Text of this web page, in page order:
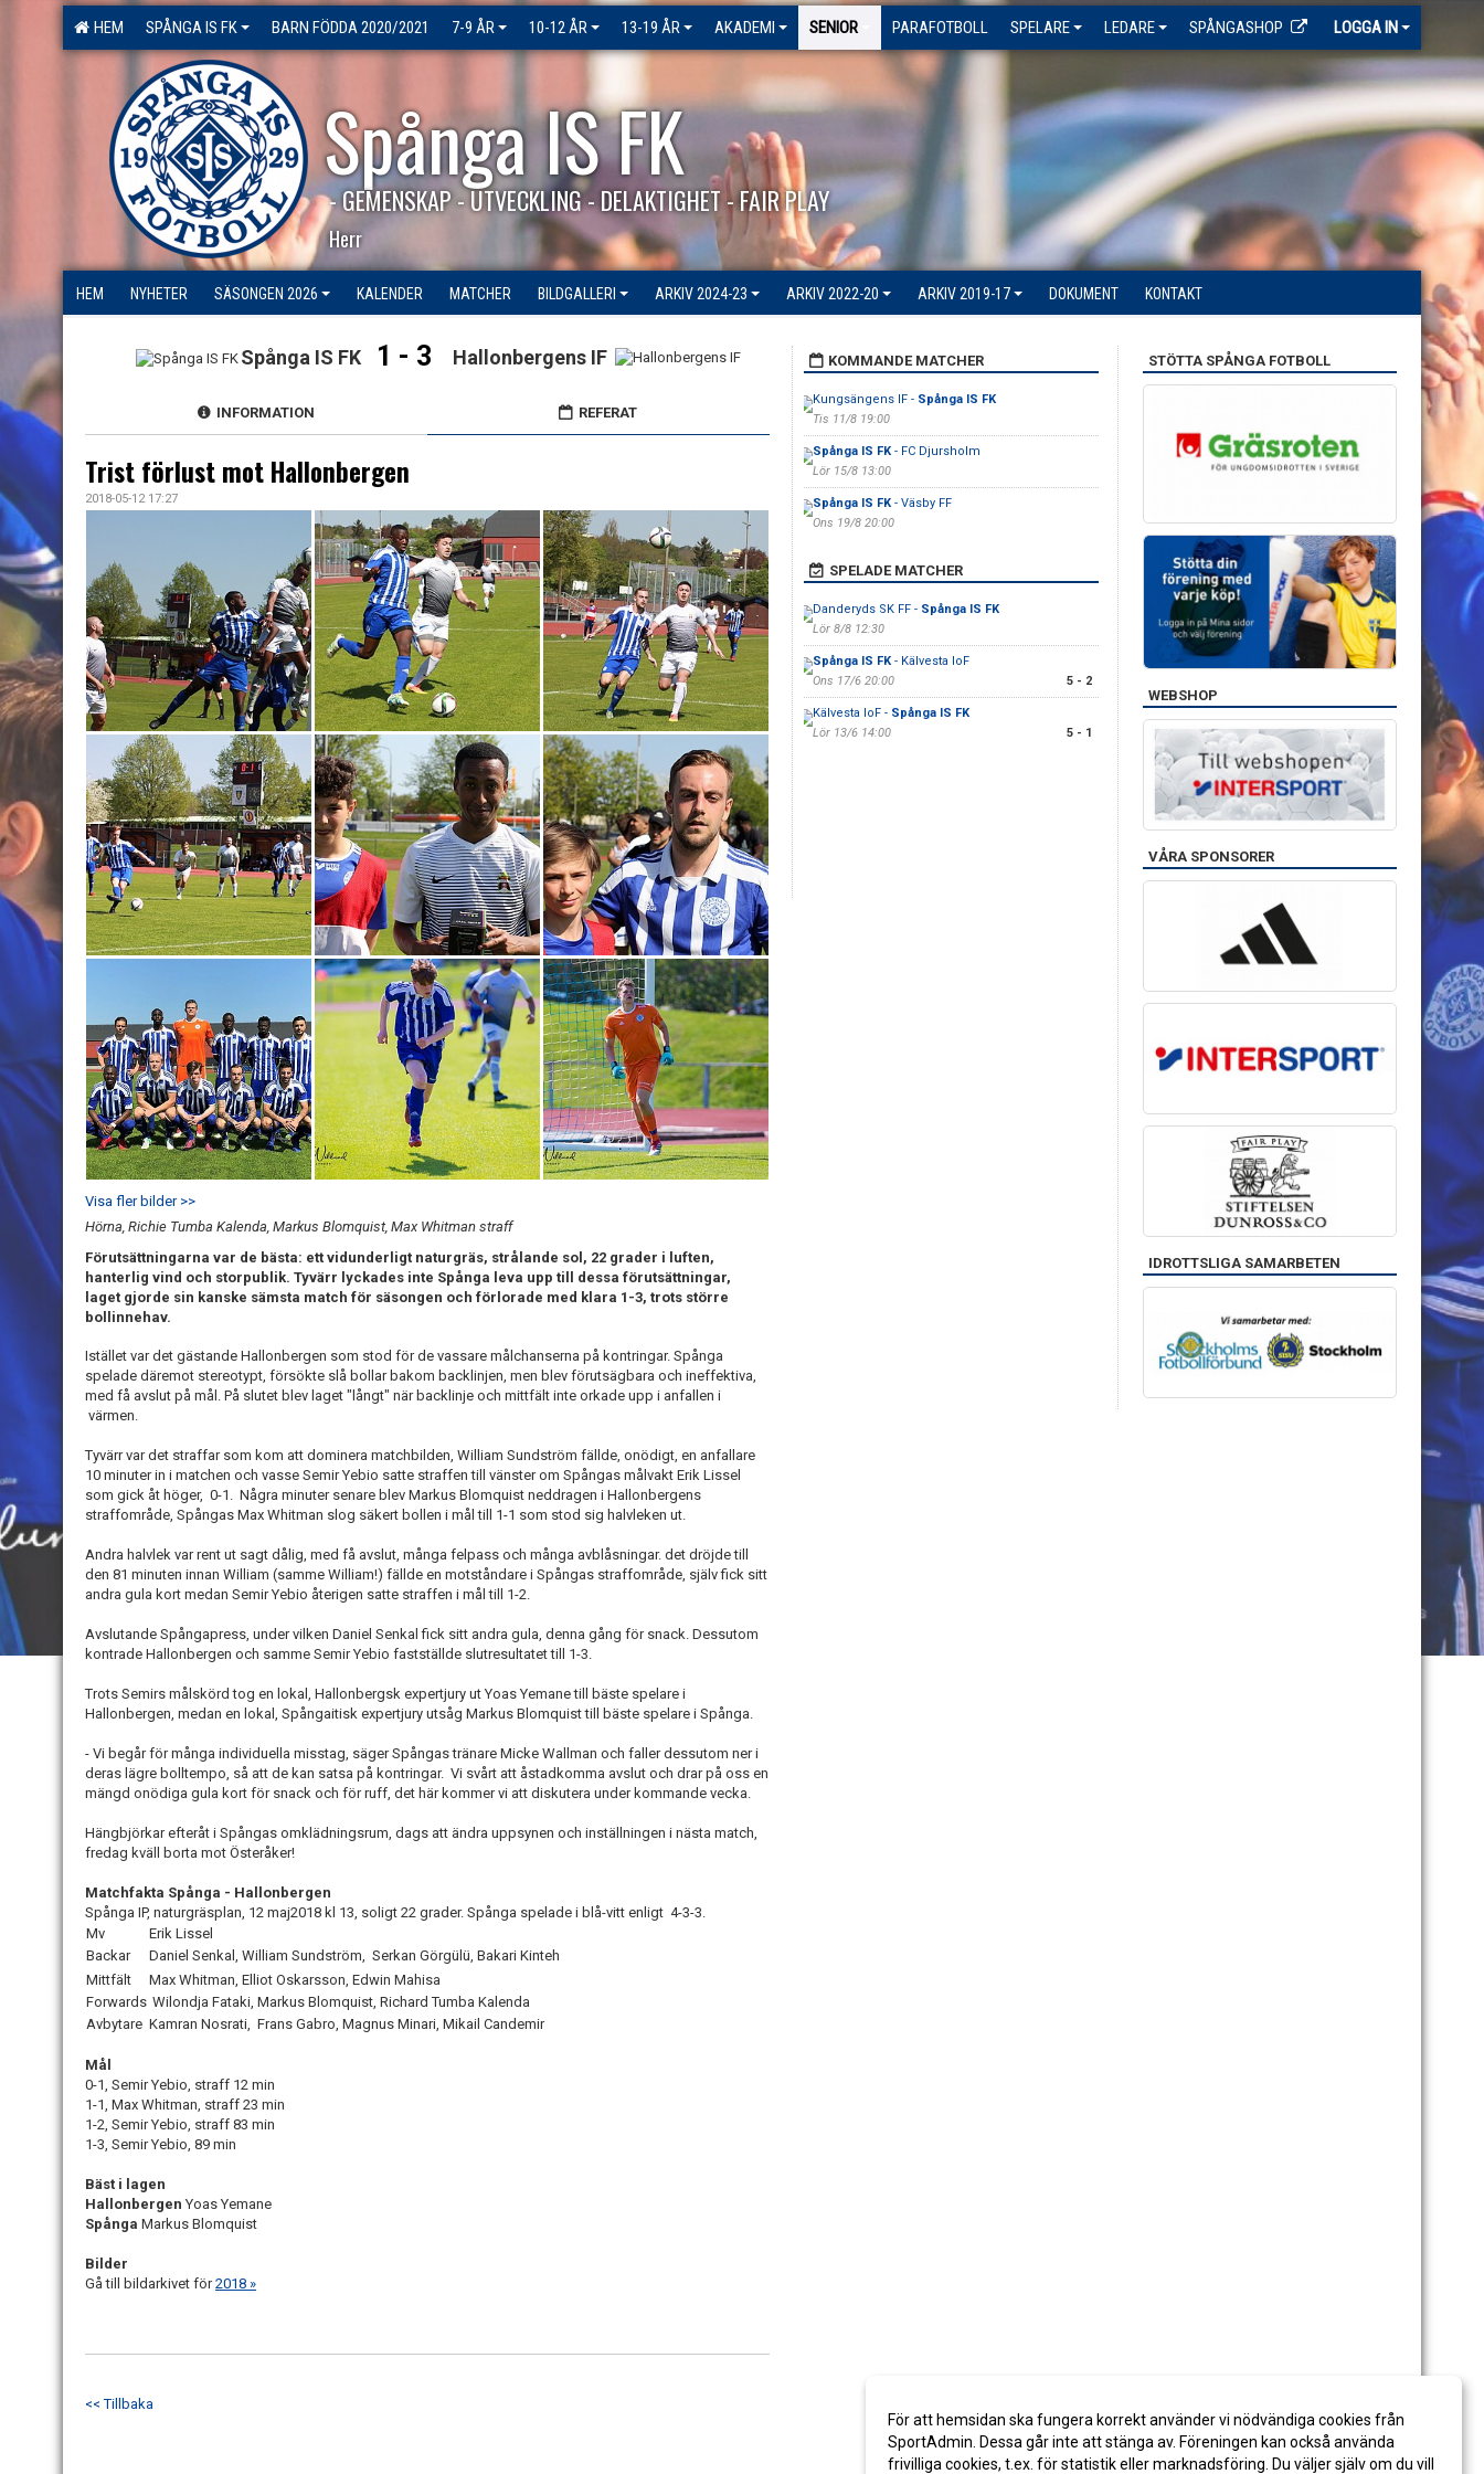
HEM SPÅNGA IS FK BARN FÖDDA 2020/2021 7-9 ÅR 10-12 ÅR 13-19 ÅR AKADEMI SENIOR PARAFOTBOLL SPELARE LEDARE SPÅNGASHOP LOGGA IN
Spånga IS FK
- GEMENSKAP - UTVECKLING - DELAKTIGHET - FAIR PLAY
Herr
HEM NYHETER SÄSONGEN 2026 KALENDER MATCHER BILDGALLERI ARKIV 2024-23 ARKIV 2022-20 ARKIV 2019-17 DOKUMENT KONTAKT
Spånga IS FK 1 - 3 Hallonbergens IF
INFORMATION REFERAT
Trist förlust mot Hallonbergen
2018-05-12 17:27
Visa fler bilder >>
Hörna, Richie Tumba Kalenda, Markus Blomquist, Max Whitman straff
Förutsättningarna var de bästa: ett vidunderligt naturgräs, strålande sol, 22 grader i luften,
hanterlig vind och storpublik. Tyvärr lyckades inte Spånga leva upp till dessa förutsättningar,
laget gjorde sin kanske sämsta match för säsongen och förlorade med klara 1-3, trots större
bollinnehav.
Istället var det gästande Hallonbergen som stod för de vassare målchanserna på kontringar. Spånga
spelade däremot stereotypt, försökte slå bollar bakom backlinjen, men blev förutsägbara och ineffektiva,
med få avslut på mål. På slutet blev laget "långt" när backlinje och mittfält inte orkade upp i anfallen i
värmen.
Tyvärr var det straffar som kom att dominera matchbilden, William Sundström fällde, onödigt, en anfallare
10 minuter in i matchen och vasse Semir Yebio satte straffen till vänster om Spångas målvakt Erik Lissel
som gick åt höger, 0-1. Några minuter senare blev Markus Blomquist neddragen i Hallonbergens
straffområde, Spångas Max Whitman slog säkert bollen i mål till 1-1 som stod sig halvleken ut.
Andra halvlek var rent ut sagt dålig, med få avslut, många felpass och många avblåsningar. det dröjde till
den 81 minuten innan William (samme William!) fällde en motståndare i Spångas straffområde, själv fick sitt
andra gula kort medan Semir Yebio återigen satte straffen i mål till 1-2.
Avslutande Spångapress, under vilken Daniel Senkal fick sitt andra gula, denna gång för snack. Dessutom
kontrade Hallonbergen och samme Semir Yebio fastställde slutresultatet till 1-3.
Trots Semirs målskörd tog en lokal, Hallonbergsk expertjury ut Yoas Yemane till bäste spelare i
Hallonbergen, medan en lokal, Spångaitisk expertjury utsåg Markus Blomquist till bäste spelare i Spånga.
- Vi begår för många individuella misstag, säger Spångas tränare Micke Wallman och faller dessutom ner i
deras lägre bolltempo, så att de kan satsa på kontringar. Vi svårt att åstadkomma avslut och drar på oss en
mängd onödiga gula kort för snack och för ruff, det här kommer vi att diskutera under kommande vecka.
Hängbjörkar efteråt i Spångas omklädningsrum, dags att ändra uppsynen och inställningen i nästa match,
fredag kväll borta mot Österåker!
Matchfakta Spånga - Hallonbergen
Spånga IP, naturgräsplan, 12 maj2018 kl 13, soligt 22 grader. Spånga spelade i blå-vitt enligt 4-3-3.
Mv
Erik Lissel
Backar
Daniel Senkal, William Sundström, Serkan Görgülü, Bakari Kinteh
Mittfält
Max Whitman, Elliot Oskarsson, Edwin Mahisa
Forwards Wilondja Fataki, Markus Blomquist, Richard Tumba Kalenda
Avbytare Kamran Nosrati, Frans Gabro, Magnus Minari, Mikail Candemir
Mål
0-1, Semir Yebio, straff 12 min
1-1, Max Whitman, straff 23 min
1-2, Semir Yebio, straff 83 min
1-3, Semir Yebio, 89 min
Bäst i lagen
HallonbergenYoas Yemane
Spånga Markus Blomquist
Bilder
Gå till bildarkivet för2018 »
<< Tillbaka
KOMMANDE MATCHER
Kungsängens IF - Spånga IS FK
Tis 11/8 19:00
Spånga IS FK- FC Djursholm
Lör 15/8 13:00
Spånga IS FK- Väsby FF
Ons 19/8 20:00
SPELADE MATCHER
Danderyds SK FF - Spånga IS FK
Lör 8/8 12:30
Spånga IS FK- Kälvesta IoF
Ons 17/6 20:00
5 - 2
Kälvesta IoF - Spånga IS FK
Lör 13/6 14:00
5 - 1
STÖTTA SPÅNGA FOTBOLL
WEBSHOP
VÅRA SPONSORER
IDROTTSLIGA SAMARBETEN
För att hemsidan ska fungera korrekt använder vi nödvändiga cookies från
SportAdmin. Dessa går inte att stänga av. Föreningen kan också använda
frivilliga cookies, t.ex. för statistik eller marknadsföring. Du väljer själv om du vill